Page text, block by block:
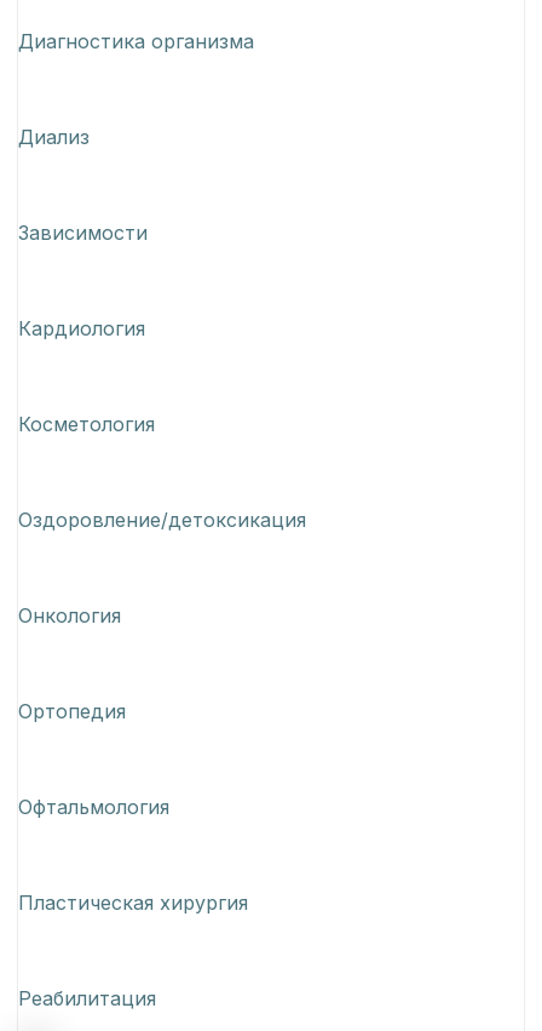
Диагностика организма
Диализ
Зависимости
Кардиология
Косметология
Оздоровление/детоксикация
Онкология
Ортопедия
Офтальмология
Пластическая хирургия
Реабилитация